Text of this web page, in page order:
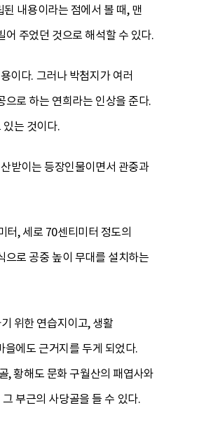
내용이라는 점에서 볼 때, 맨
주었던 것으로 해석할 수 있다.
이다. 그러나 박첨지가 여러
로 하는 연희라는 인상을 준다.
는 것이다.
받이는 등장인물이면서 관중과
터, 세로 70센티미터 정도의
으로 공중 높이 무대를 설치하는
위한 연습지이고, 생활
에도 근거지를 두게 되었다.
, 황해도 문화 구월산의 패엽사와
부근의 사당골을 들 수 있다.